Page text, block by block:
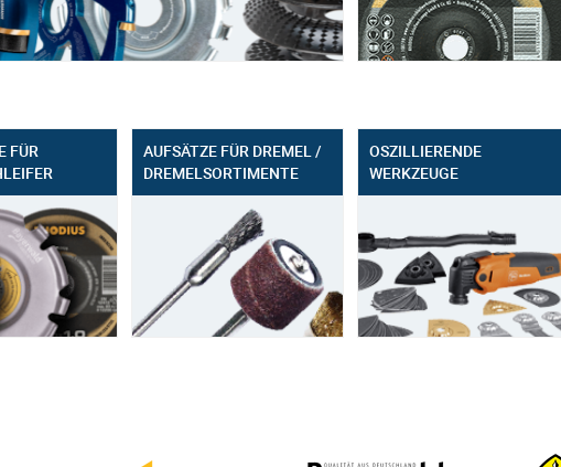
FÜR
AUFSÄTZE FÜR DREMEL /
DREMELSORTIMENTE
OSZILLIERENDE
WERKZEUGE